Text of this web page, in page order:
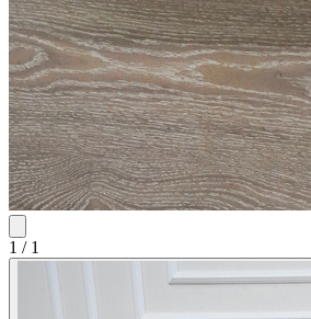
1 / 1